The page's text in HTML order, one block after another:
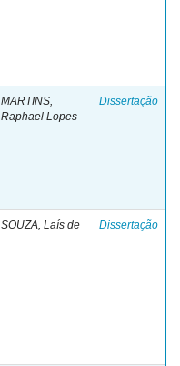
MARTINS,
Raphael Lopes
Dissertação
SOUZA, Laís de Dissertação